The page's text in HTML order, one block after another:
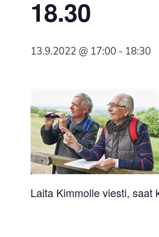
18.30
13.9.2022 @ 17:00 - 18:30
Laita Kimmolle viesti, saat